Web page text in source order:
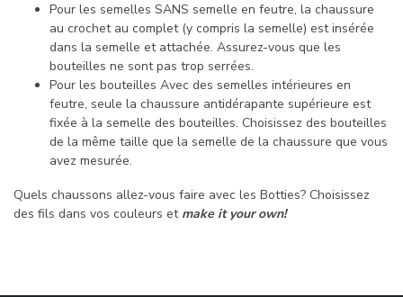
Pour les semelles SANS semelle en feutre, la chaussure
au crochet au complet (y compris la semelle) est insérée
dans la semelle et attachée. Assurez-vous que les
bouteilles ne sont pas trop serrées.
Pour les bouteilles Avec des semelles intérieures en
feutre, seule la chaussure antidérapante supérieure est
fixée à la semelle des bouteilles. Choisissez des bouteilles
de la même taille que la semelle de la chaussure que vous
avez mesurée.
Quels chaussons allez-vous faire avec les Botties? Choisissez
des fils dans vos couleurs et make it your own!